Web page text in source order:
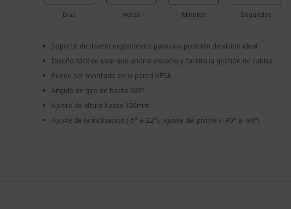
Dias Horas Minutos Segundos
Soporte de diseño ergonómico para una posición de visión ideal
Diseño fácil de usar que ahorra espacio y facilita la gestión de cables
Puede ser montado en la pared VESA
Ángulo de giro de hasta 360º
Ajuste de altura hasta 120mm
Ajuste de la inclinación (-5° a 22°), ajuste del pivote (+90° a -90°)